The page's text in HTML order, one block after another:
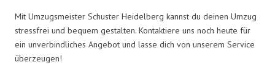
Mit Umzugsmeister Schuster Heidelberg kannst du deinen Umzug
stressfrei und bequem gestalten. Kontaktiere uns noch heute für
ein unverbindliches Angebot und lasse dich von unserem Service
überzeugen!